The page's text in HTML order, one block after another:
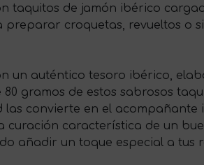
taquitos de jamón ibérico
croquetas, revueltos o
un auténtico tesoro ibérico,
gramos de estos sabrosos
convierte en el
curación característica de un
añadir un toque especial a tus